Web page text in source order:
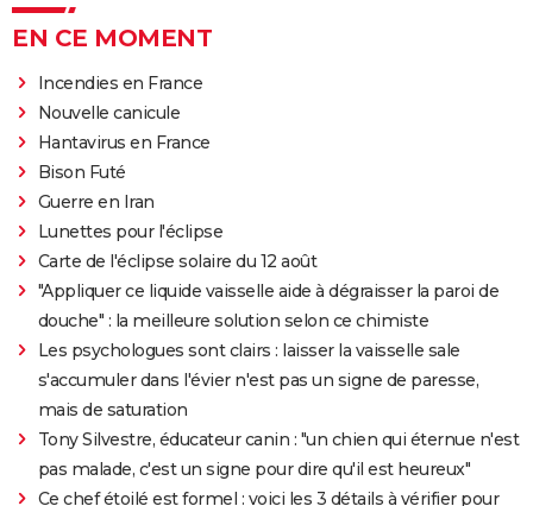
EN CE MOMENT
Incendies en France
Nouvelle canicule
Hantavirus en France
Bison Futé
Guerre en Iran
Lunettes pour l'éclipse
Carte de l'éclipse solaire du 12 août
"Appliquer ce liquide vaisselle aide à dégraisser la paroi de
douche" : la meilleure solution selon ce chimiste
Les psychologues sont clairs : laisser la vaisselle sale
s'accumuler dans l'évier n'est pas un signe de paresse,
mais de saturation
Tony Silvestre, éducateur canin : "un chien qui éternue n'est
pas malade, c'est un signe pour dire qu'il est heureux"
Ce chef étoilé est formel : voici les 3 détails à vérifier pour